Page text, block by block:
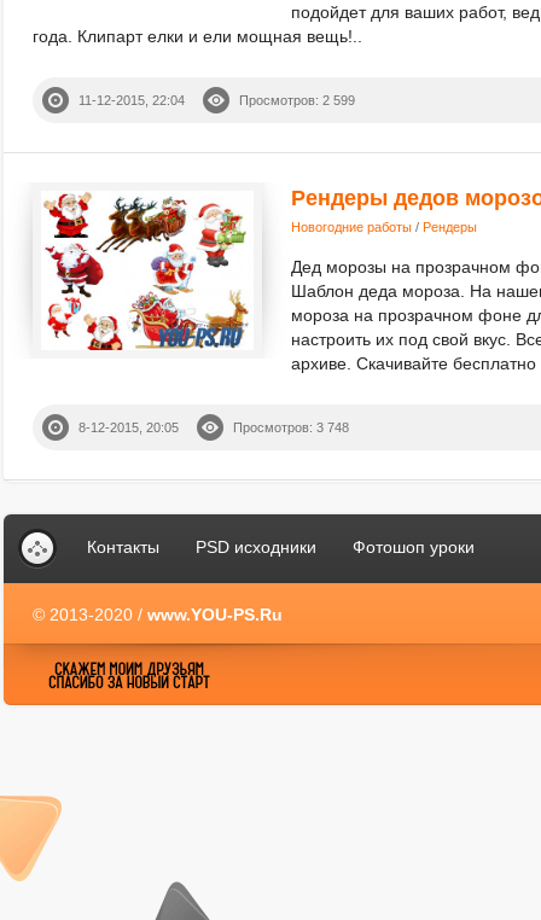
подойдет для ваших работ,
года. Клипарт елки и ели мощная вещь!..
11-12-2015, 22:04 Просмотров: 2 599
Рендеры дедов
Новогодние работы / Рендеры
Дед морозы на прозрачном
Шаблон деда мороза. На
мороза на прозрачном фоне
настроить их под свой вкус.
архиве. Скачивайте бесплатно
8-12-2015, 20:05 Просмотров: 3 748
Контакты PSD исходники Фотошоп уроки
© 2013-2020 / www.YOU-PS.Ru
YOU-PS.Ru